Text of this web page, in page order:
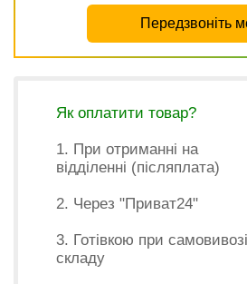
Передзвоніть
Як оплатити товар?
1. При отриманні на
відділенні (післяплата)
2. Через "Приват24"
3. Готівкою при
складу